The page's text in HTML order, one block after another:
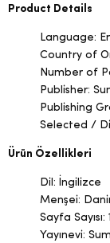
Product Details
Language:
Country of
Number of
Publisher:
Publishing
Selected /
Ürün Özellikleri
Dil: İngilizce
Menşei:
Sayfa Sayısı:
Yayınevi: